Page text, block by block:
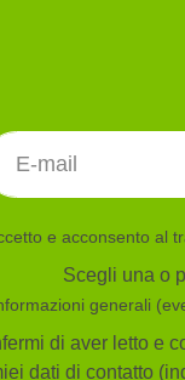
e acconsento al
Scegli una o
generali
di aver letto e
dati di contatto